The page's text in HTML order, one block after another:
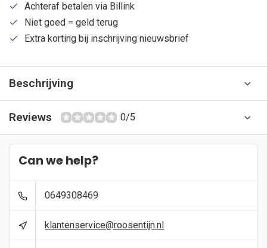
Achteraf betalen via Billink
Niet goed = geld terug
Extra korting bij inschrijving nieuwsbrief
Beschrijving
Reviews 0/5
Can we help?
0649308469
klantenservice@roosentijn.nl